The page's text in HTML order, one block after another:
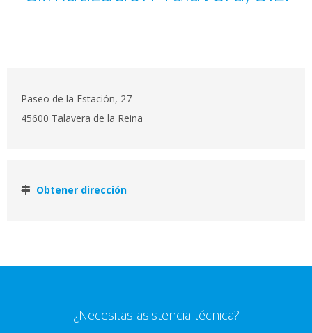
Paseo de la Estación, 27
45600 Talavera de la Reina
Obtener dirección
¿Necesitas asistencia técnica?